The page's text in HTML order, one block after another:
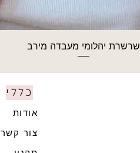
שרשרת יהלומי מעבדה מירב
כללי
אודות
צור קשר